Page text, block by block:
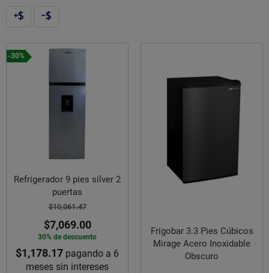
-30%
Refrigerador 9 pies silver 2
puertas
$10,061.47
$7,069.00
30% de descuento
$1,178.17 pagando a 6
meses sin intereses
Frigobar 3.3 Pies Cúbicos
Mirage Acero Inoxidable
Obscuro